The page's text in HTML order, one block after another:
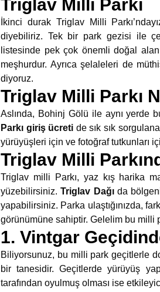
Triglav Milli Parkı
İkinci durak Triglav Milli
diyebiliriz. Tek bir park gezisi ile
listesinde pek çok önemli doğal
meşhurdur. Ayrıca şelaleleri de
diyoruz.
Triglav Milli Parkı
Aslında, Bohinj Gölü ile aynı yerde
Parkı giriş ücreti de sık sık
yürüyüşleri için ve fotoğraf tutkunları
Triglav Milli
Triglav milli Parkı, yaz kış harika
yüzebilirsiniz.Triglav Dağı da
yapabilirsiniz. Parka ulaştığınızda,
görünümüne sahiptir. Gelelim bu
1. Vintgar
Biliyorsunuz, bu milli park geçitlerle
bir tanesidir. Geçitlerde yürüyüş
tarafından oyulmuş olması ise